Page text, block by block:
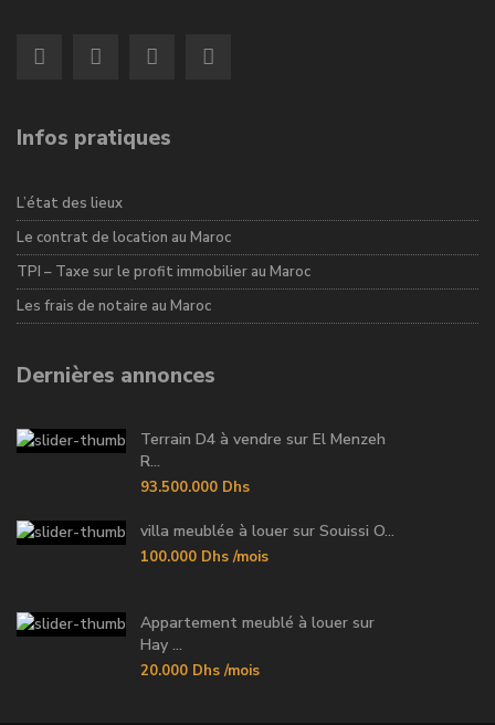
Infos pratiques
L’état des lieux
Le contrat de location au Maroc
TPI – Taxe sur le profit immobilier au Maroc
Les frais de notaire au Maroc
Dernières annonces
Terrain D4 à vendre sur El Menzeh
R...
93.500.000 Dhs
villa meublée à louer sur Souissi O...
100.000 Dhs /mois
Appartement meublé à louer sur
Hay ...
20.000 Dhs /mois